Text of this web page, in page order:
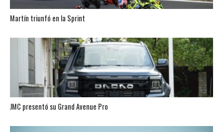
Martín triunfó en la Sprint
JMC presentó su Grand Avenue Pro